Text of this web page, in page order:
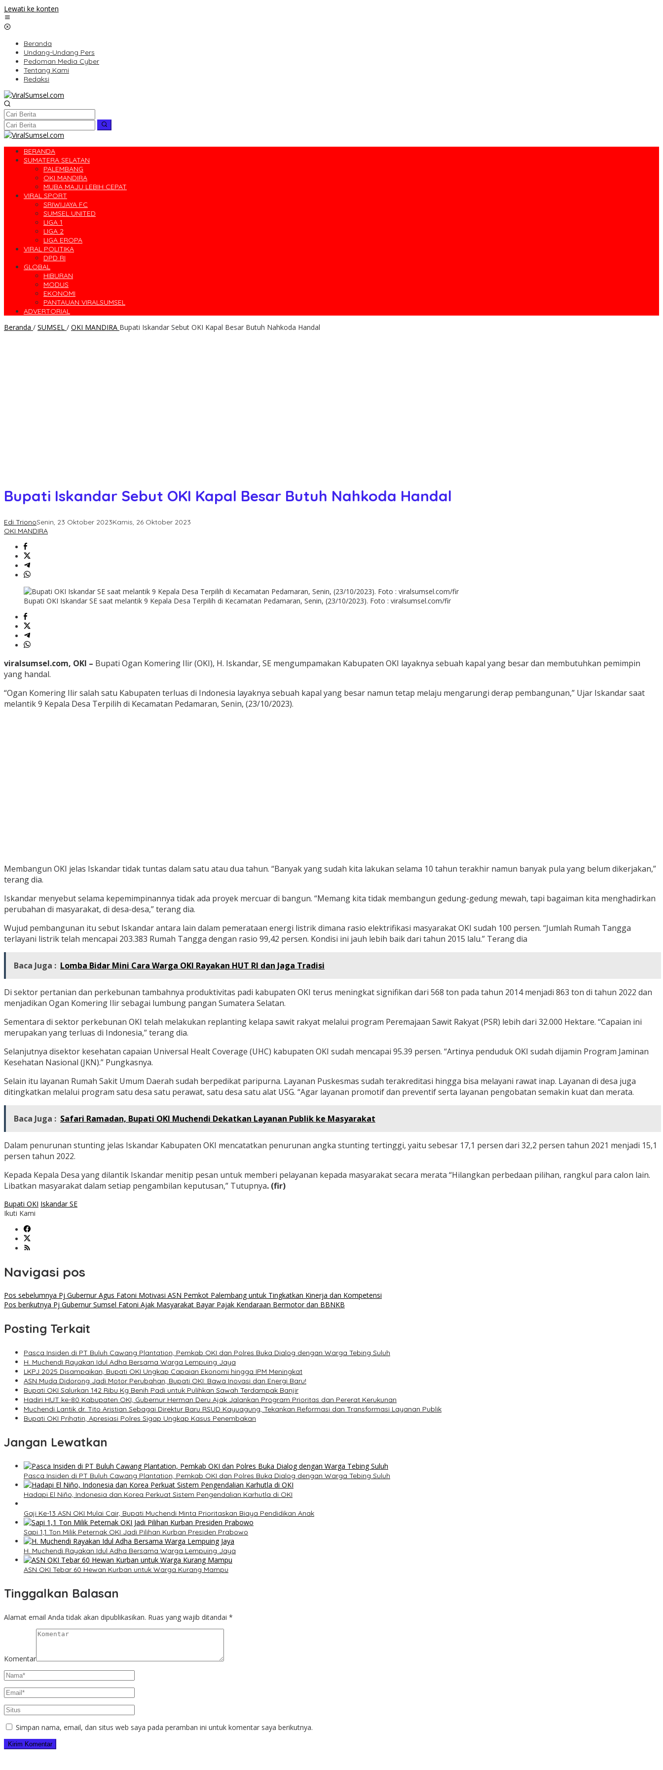
Lewati ke konten
Beranda
Undang-Undang Pers
Pedoman Media Cyber
Tentang Kami
Redaksi
BERANDA
SUMATERA SELATAN
PALEMBANG
OKI MANDIRA
MUBA MAJU LEBIH CEPAT
VIRAL SPORT
SRIWIJAYA FC
SUMSEL UNITED
LIGA 1
LIGA 2
LIGA EROPA
VIRAL POLITIKA
DPD RI
GLOBAL
HIBURAN
MODUS
EKONOMI
PANTAUAN VIRALSUMSEL
ADVERTORIAL
Beranda / SUMSEL / OKI MANDIRA Bupati Iskandar Sebut OKI Kapal Besar Butuh Nahkoda Handal
Bupati Iskandar Sebut OKI Kapal Besar Butuh Nahkoda Handal
Edi TrionoSenin, 23 Oktober 2023Kamis, 26 Oktober 2023
OKI MANDIRA
Bupati OKI Iskandar SE saat melantik 9 Kepala Desa Terpilih di Kecamatan Pedamaran, Senin, (23/10/2023). Foto : viralsumsel.com/fir
viralsumsel.com, OKI – Bupati Ogan Komering Ilir (OKI), H. Iskandar, SE mengumpamakan Kabupaten OKI layaknya sebuah kapal yang besar dan membutuhkan pemimpin
yang handal.
“Ogan Komering Ilir salah satu Kabupaten terluas di Indonesia layaknya sebuah kapal yang besar namun tetap melaju mengarungi derap pembangunan,” Ujar Iskandar saat
melantik 9 Kepala Desa Terpilih di Kecamatan Pedamaran, Senin, (23/10/2023).
Membangun OKI jelas Iskandar tidak tuntas dalam satu atau dua tahun. “Banyak yang sudah kita lakukan selama 10 tahun terakhir namun banyak pula yang belum dikerjakan,”
terang dia.
Iskandar menyebut selama kepemimpinannya tidak ada proyek mercuar di bangun. “Memang kita tidak membangun gedung-gedung mewah, tapi bagaiman kita menghadirkan
perubahan di masyarakat, di desa-desa,” terang dia.
Wujud pembangunan itu sebut Iskandar antara lain dalam pemerataan energi listrik dimana rasio elektrifikasi masyarakat OKI sudah 100 persen. “Jumlah Rumah Tangga
terlayani listrik telah mencapai 203.383 Rumah Tangga dengan rasio 99,42 persen. Kondisi ini jauh lebih baik dari tahun 2015 lalu.” Terang dia
Baca Juga : Lomba Bidar Mini Cara Warga OKI Rayakan HUT RI dan Jaga Tradisi
Di sektor pertanian dan perkebunan tambahnya produktivitas padi kabupaten OKI terus meningkat signifikan dari 568 ton pada tahun 2014 menjadi 863 ton di tahun 2022 dan
menjadikan Ogan Komering Ilir sebagai lumbung pangan Sumatera Selatan.
Sementara di sektor perkebunan OKI telah melakukan replanting kelapa sawit rakyat melalui program Peremajaan Sawit Rakyat (PSR) lebih dari 32.000 Hektare. “Capaian ini
merupakan yang terluas di Indonesia,” terang dia.
Selanjutnya disektor kesehatan capaian Universal Healt Coverage (UHC) kabupaten OKI sudah mencapai 95.39 persen. “Artinya penduduk OKI sudah dijamin Program Jaminan
Kesehatan Nasional (JKN).” Pungkasnya.
Selain itu layanan Rumah Sakit Umum Daerah sudah berpedikat paripurna. Layanan Puskesmas sudah terakreditasi hingga bisa melayani rawat inap. Layanan di desa juga
ditingkatkan melalui program satu desa satu perawat, satu desa satu alat USG. “Agar layanan promotif dan preventif serta layanan pengobatan semakin kuat dan merata.
Baca Juga : Safari Ramadan, Bupati OKI Muchendi Dekatkan Layanan Publik ke Masyarakat
Dalam penurunan stunting jelas Iskandar Kabupaten OKI mencatatkan penurunan angka stunting tertinggi, yaitu sebesar 17,1 persen dari 32,2 persen tahun 2021 menjadi 15,1
persen tahun 2022.
Kepada Kepala Desa yang dilantik Iskandar menitip pesan untuk memberi pelayanan kepada masyarakat secara merata “Hilangkan perbedaan pilihan, rangkul para calon lain.
Libatkan masyarakat dalam setiap pengambilan keputusan,” Tutupnya. (fir)
Bupati OKI Iskandar SE
Ikuti Kami
Navigasi pos
Pos sebelumnya Pj Gubernur Agus Fatoni Motivasi ASN Pemkot Palembang untuk Tingkatkan Kinerja dan Kompetensi
Pos berikutnya Pj Gubernur Sumsel Fatoni Ajak Masyarakat Bayar Pajak Kendaraan Bermotor dan BBNKB
Posting Terkait
Pasca Insiden di PT Buluh Cawang Plantation, Pemkab OKI dan Polres Buka Dialog dengan Warga Tebing Suluh
H. Muchendi Rayakan Idul Adha Bersama Warga Lempuing Jaya
LKPJ 2025 Disampaikan, Bupati OKI Ungkap Capaian Ekonomi hingga IPM Meningkat
ASN Muda Didorong Jadi Motor Perubahan, Bupati OKI: Bawa Inovasi dan Energi Baru!
Bupati OKI Salurkan 142 Ribu Kg Benih Padi untuk Pulihkan Sawah Terdampak Banjir
Hadiri HUT ke-80 Kabupaten OKI, Gubernur Herman Deru Ajak Jalankan Program Prioritas dan Pererat Kerukunan
Muchendi Lantik dr. Tito Aristian Sebagai Direktur Baru RSUD Kayuagung, Tekankan Reformasi dan Transformasi Layanan Publik
Bupati OKI Prihatin, Apresiasi Polres Sigap Ungkap Kasus Penembakan
Jangan Lewatkan
Pasca Insiden di PT Buluh Cawang Plantation, Pemkab OKI dan Polres Buka Dialog dengan Warga Tebing Suluh
Hadapi El Niño, Indonesia dan Korea Perkuat Sistem Pengendalian Karhutla di OKI
Gaji Ke-13 ASN OKI Mulai Cair, Bupati Muchendi Minta Prioritaskan Biaya Pendidikan Anak
Sapi 1,1 Ton Milik Peternak OKI Jadi Pilihan Kurban Presiden Prabowo
H. Muchendi Rayakan Idul Adha Bersama Warga Lempuing Jaya
ASN OKI Tebar 60 Hewan Kurban untuk Warga Kurang Mampu
Tinggalkan Balasan
Alamat email Anda tidak akan dipublikasikan. Ruas yang wajib ditandai *
Komentar
Simpan nama, email, dan situs web saya pada peramban ini untuk komentar saya berikutnya.